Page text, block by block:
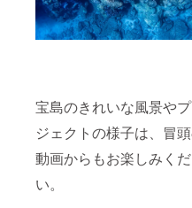
宝島のきれいな風景や
ジェクトの様子は、冒
動画からもお楽しみく
い。